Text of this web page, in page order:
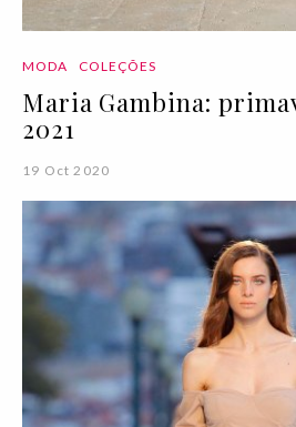
MODA COLEÇÕES
Maria Gambina:
2021
19 Oct 2020